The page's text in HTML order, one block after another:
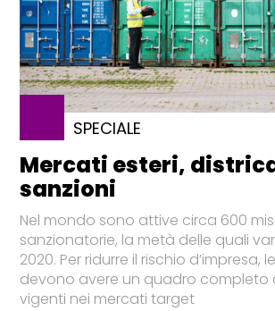
SPECIALE
Mercati esteri,
sanzioni
Nel mondo sono attive circa 600
sanzionatorie, la metà delle quali
2020. Per ridurre il rischio d’impresa,
devono avere un quadro completo
vigenti nei mercati target